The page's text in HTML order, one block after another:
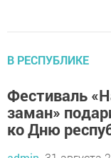
В РЕСПУБЛИКЕ
Фестиваль
заман»
ко Дню